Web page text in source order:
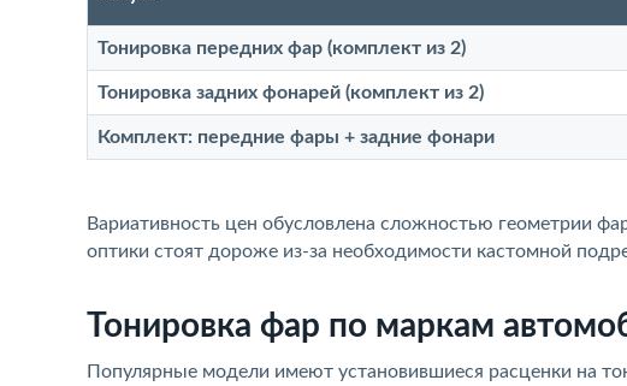
Тонировка передних фар (комплект из 2)
Тонировка задних фонарей (комплект из 2)
Комплект: передние фары + задние фонари
Вариативность цен обусловлена сложностью геометрии
оптики стоят дороже из-за необходимости кастомной
Тонировка фар по маркам
Популярные модели имеют установившиеся расценки на